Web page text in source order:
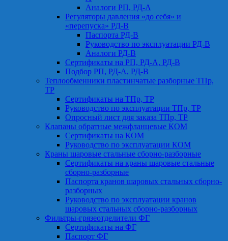
Аналоги РП, РД-А
Регуляторы давления «до себя» и
«перепуска» РД-В
Паспорта РД-В
Руководство по эксплуатации РД-В
Аналоги РД-В
Сертификаты на РП, РД-А, РД-В
Подбор РП, РД-А, РД-В
Теплообменники пластинчатые разборные ТПр,
ТР
Сертификаты на ТПр, ТР
Руководство по эксплуатации ТПр, ТР
Опросный лист для заказа ТПр, ТР
Клапаны обратные межфланцевые КОМ
Сертификаты на КОМ
Руководство по эксплуатации КОМ
Краны шаровые стальные сборно-разборные
Сертификаты на краны шаровые стальные
сборно-разборные
Паспорта кранов шаровых стальных сборно-
разборных
Руководство по эксплуатации кранов
шаровых стальных сборно-разборных
Фильтры-грязеотделители ФГ
Сертификаты на ФГ
Паспорт ФГ